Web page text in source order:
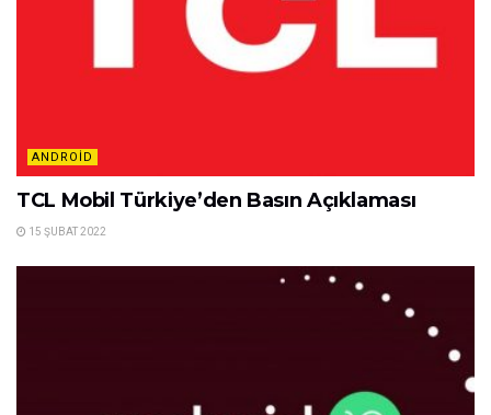
ANDROID
TCL Mobil Türkiye’den Basın Açıklaması
15 ŞUBAT 2022